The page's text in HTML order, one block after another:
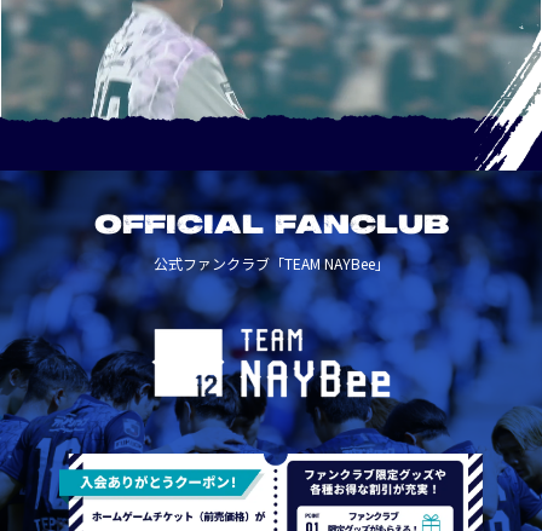
OFFICIAL FANCLUB
公式ファンクラブ「TEAM NAYBee」